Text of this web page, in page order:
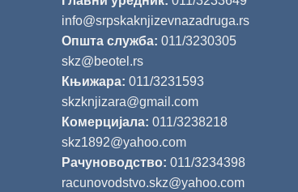
info@srpskaknjizevnazadruga.rs
Општа служба: 011/3230305
skz@beotel.rs
Књижара: 011/3231593
skzknjizara@gmail.com
Комерцијала: 011/3238218
skz1892@yahoo.com
Рачуноводство: 011/3234398
racunovodstvo.skz@yahoo.com